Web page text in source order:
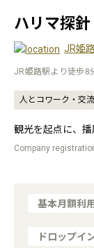
ハリマ探針
JR姫
JR姫路駅より徒歩8
人とコワーク・交
観光を起点に、
Company
基本月額利
ドロップイ